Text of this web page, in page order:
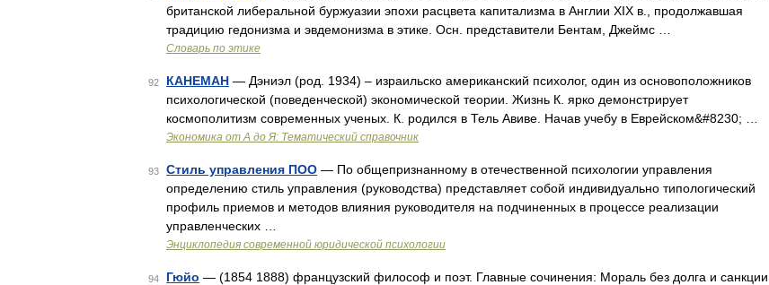
британской либеральной буржуазии эпохи расцвета капитализма в Англии XIX в., продолжавшая
традицию гедонизма и эвдемонизма в этике. Осн. представители Бентам, Джеймс …
Словарь по этике
92 КАНЕМАН — Дэниэл (род. 1934) – израильско американский психолог, один из основоположников
психологической (поведенческой) экономической теории. Жизнь К. ярко демонстрирует
космополитизм современных ученых. К. родился в Тель Авиве. Начав учебу в Еврейском&#8230; …
Экономика от А до Я: Тематический справочник
93 Стиль управления ПОО — По общепризнанному в отечественной психологии управления
определению стиль управления (руководства) представляет собой индивидуально типологический
профиль приемов и методов влияния руководителя на подчиненных в процессе реализации
управленческих …
Энциклопедия современной юридической психологии
94 Гюйо — (1854 1888) французский философ и поэт. Главные сочинения: Мораль без долга и санкции ,